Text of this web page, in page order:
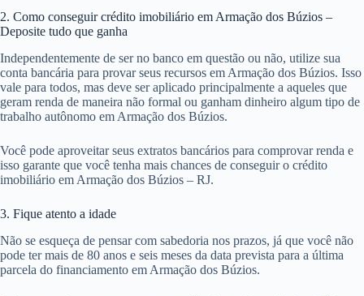
2. Como conseguir crédito imobiliário em Armação dos Búzios –
Deposite tudo que ganha
Independentemente de ser no banco em questão ou não, utilize sua
conta bancária para provar seus recursos em Armação dos Búzios. Isso
vale para todos, mas deve ser aplicado principalmente a aqueles que
geram renda de maneira não formal ou ganham dinheiro algum tipo de
trabalho autônomo em Armação dos Búzios.
Você pode aproveitar seus extratos bancários para comprovar renda e
isso garante que você tenha mais chances de conseguir o crédito
imobiliário em Armação dos Búzios – RJ.
3. Fique atento a idade
Não se esqueça de pensar com sabedoria nos prazos, já que você não
pode ter mais de 80 anos e seis meses da data prevista para a última
parcela do financiamento em Armação dos Búzios.